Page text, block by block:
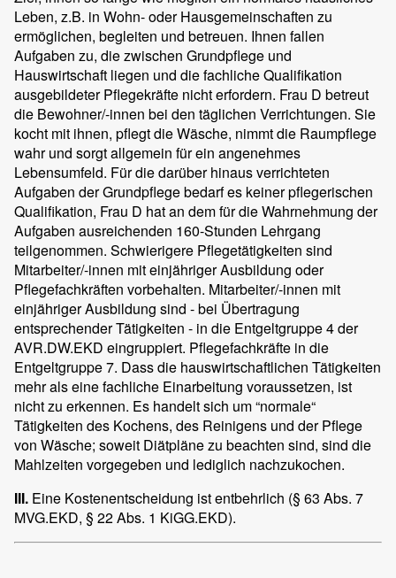
Leben, z.B. in Wohn- oder Hausgemeinschaften zu
ermöglichen, begleiten und betreuen. Ihnen fallen
Aufgaben zu, die zwischen Grundpflege und
Hauswirtschaft liegen und die fachliche Qualifikation
ausgebildeter Pflegekräfte nicht erfordern. Frau D betreut
die Bewohner/-innen bei den täglichen Verrichtungen. Sie
kocht mit ihnen, pflegt die Wäsche, nimmt die Raumpflege
wahr und sorgt allgemein für ein angenehmes
Lebensumfeld. Für die darüber hinaus verrichteten
Aufgaben der Grundpflege bedarf es keiner pflegerischen
Qualifikation, Frau D hat an dem für die Wahrnehmung der
Aufgaben ausreichenden 160-Stunden Lehrgang
teilgenommen. Schwierigere Pflegetätigkeiten sind
Mitarbeiter/-innen mit einjähriger Ausbildung oder
Pflegefachkräften vorbehalten. Mitarbeiter/-innen mit
einjähriger Ausbildung sind - bei Übertragung
entsprechender Tätigkeiten - in die Entgeltgruppe 4 der
AVR.DW.EKD eingruppiert. Pflegefachkräfte in die
Entgeltgruppe 7. Dass die hauswirtschaftlichen Tätigkeiten
mehr als eine fachliche Einarbeitung voraussetzen, ist
nicht zu erkennen. Es handelt sich um “normale“
Tätigkeiten des Kochens, des Reinigens und der Pflege
von Wäsche; soweit Diätpläne zu beachten sind, sind die
Mahlzeiten vorgegeben und lediglich nachzukochen.
III. Eine Kostenentscheidung ist entbehrlich (§ 63 Abs. 7
MVG.EKD, § 22 Abs. 1 KiGG.EKD).